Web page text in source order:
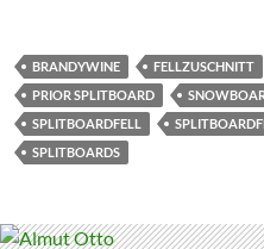
BRANDYWINE FELLZUSCHNITT
PRIOR SPLITBOARD
SPLITBOARDFELL
SPLITBOARDS